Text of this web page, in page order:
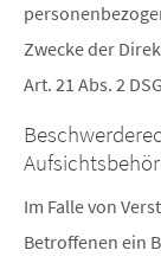
Zwecke der
Art. 21 Abs. 2
Im Falle von
Betroffenen ein